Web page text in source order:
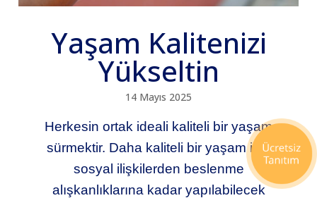
Yaşam Kalitenizi
Yükseltin
14 Mayıs 2025
Herkesin ortak ideali kaliteli bir yaşam
sürmektir. Daha kaliteli bir yaşam için
sosyal ilişkilerden beslenme
alışkanlıklarına kadar yapılabilecek